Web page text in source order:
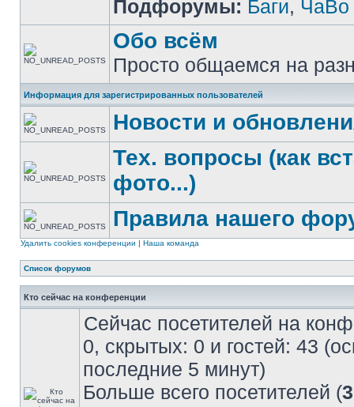
Подфорумы: Баги, ЧаВо
Обо всём
Просто общаемся на
Информация для зарегистрированных пользователей
Новости и
Тех. вопросы (как
фото...)
Правила нашего
Удалить cookies конференции | Наша команда
Список форумов
Кто сейчас на конференции
Сейчас посетителей на
0, скрытых: 0 и гостей: 43
последние 5 минут)
Больше всего посетителей (